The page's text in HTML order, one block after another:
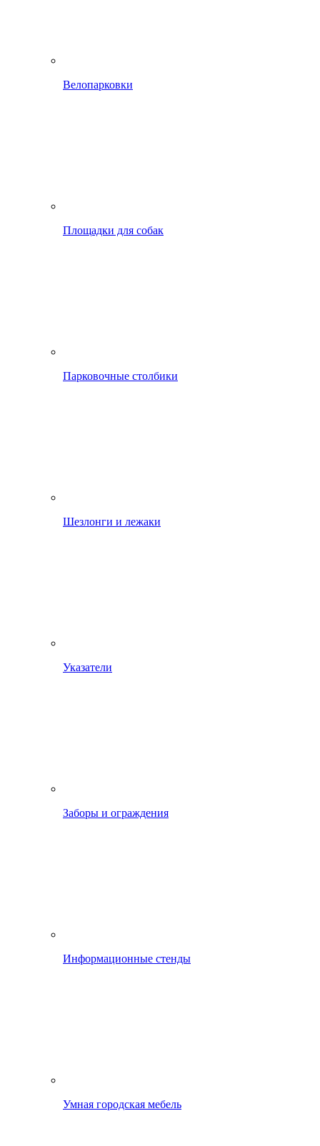
Велопарковки
Площадки для собак
Парковочные столбики
Шезлонги и лежаки
Указатели
Заборы и ограждения
Информационные стенды
Умная городская мебель